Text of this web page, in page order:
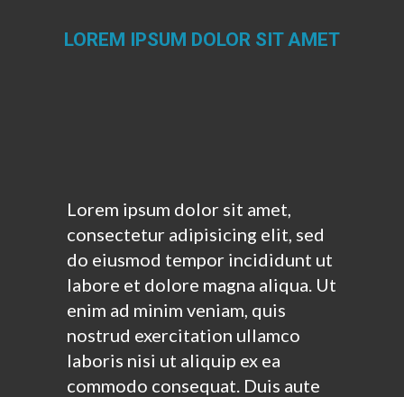
LOREM IPSUM DOLOR SIT AMET
Lorem ipsum dolor sit amet,
consectetur adipisicing elit, sed
do eiusmod tempor incididunt ut
labore et dolore magna aliqua. Ut
enim ad minim veniam, quis
nostrud exercitation ullamco
laboris nisi ut aliquip ex ea
commodo consequat. Duis aute